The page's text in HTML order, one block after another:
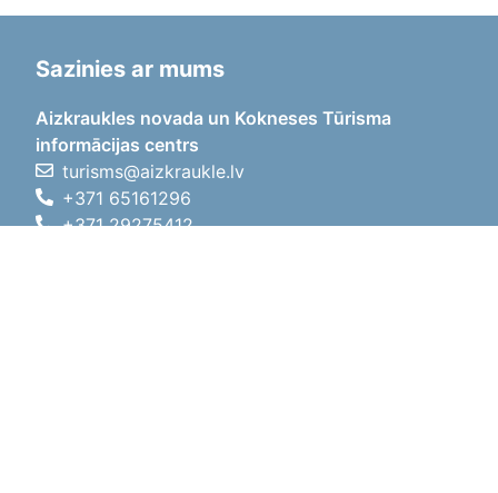
Sazinies ar mums
Aizkraukles novada un Kokneses Tūrisma
informācijas centrs
turisms@aizkraukle.lv
+371 65161296
+371 29275412